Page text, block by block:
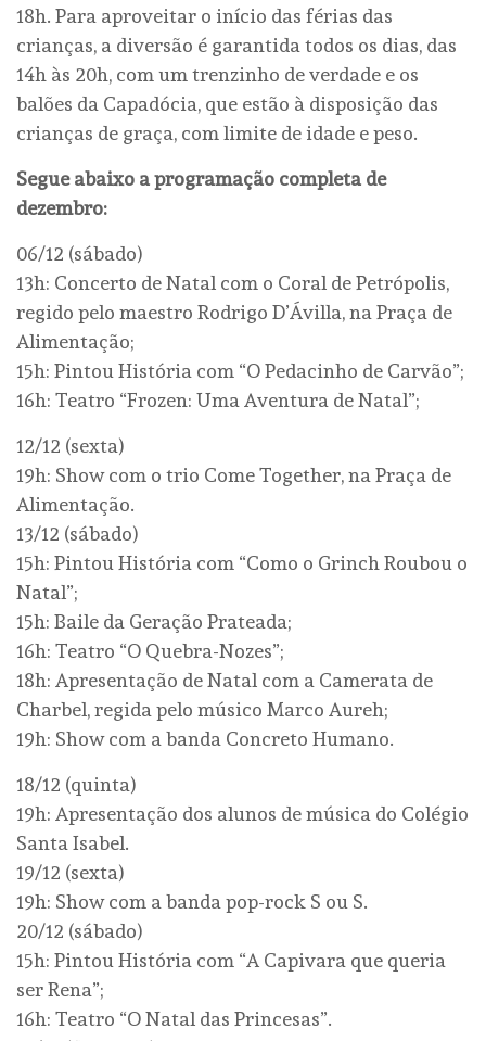
18h. Para aproveitar o início das férias das
crianças, a diversão é garantida todos os dias, das
14h às 20h, com um trenzinho de verdade e os
balões da Capadócia, que estão à disposição das
crianças de graça, com limite de idade e peso.
Segue abaixo a programação completa de
dezembro:
06/12 (sábado)
13h: Concerto de Natal com o Coral de Petrópolis,
regido pelo maestro Rodrigo D’Ávilla, na Praça de
Alimentação;
15h: Pintou História com “O Pedacinho de Carvão”;
16h: Teatro “Frozen: Uma Aventura de Natal”;
12/12 (sexta)
19h: Show com o trio Come Together, na Praça de
Alimentação.
13/12 (sábado)
15h: Pintou História com “Como o Grinch Roubou o
Natal”;
15h: Baile da Geração Prateada;
16h: Teatro “O Quebra-Nozes”;
18h: Apresentação de Natal com a Camerata de
Charbel, regida pelo músico Marco Aureh;
19h: Show com a banda Concreto Humano.
18/12 (quinta)
19h: Apresentação dos alunos de música do Colégio
Santa Isabel.
19/12 (sexta)
19h: Show com a banda pop-rock S ou S.
20/12 (sábado)
15h: Pintou História com “A Capivara que queria
ser Rena”;
16h: Teatro “O Natal das Princesas”.